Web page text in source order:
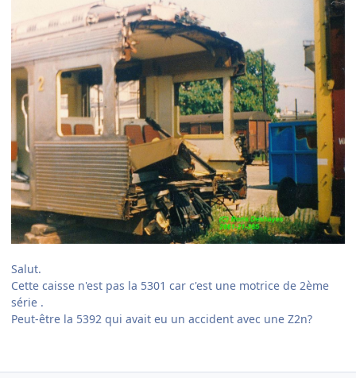
Salut.
Cette caisse n'est pas la 5301 car c'est une motrice de 2ème
série .
Peut-être la 5392 qui avait eu un accident avec une Z2n?